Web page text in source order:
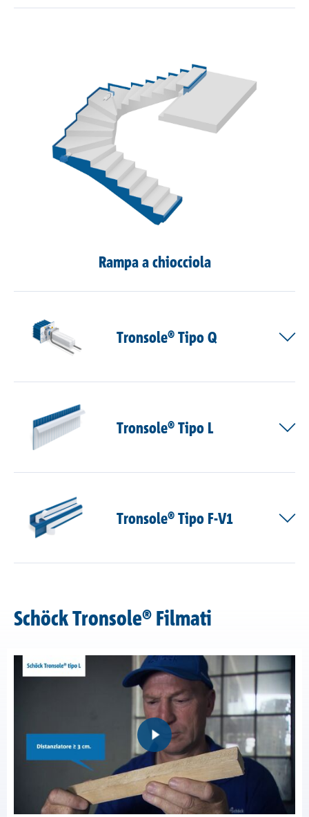
Rampa a chiocciola
Tronsole® Tipo Q
Tronsole® Tipo L
Tronsole® Tipo F-V1
Schöck Tronsole® Filmati